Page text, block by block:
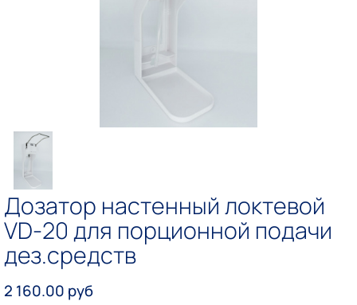
Дозатор настенный локтевой
VD-20 для порционной подачи
дез.средств
2 160.00 руб